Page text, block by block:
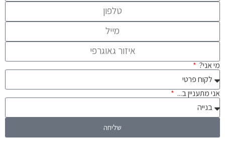
מי אני?
אני מתעניין ב...
שליחה